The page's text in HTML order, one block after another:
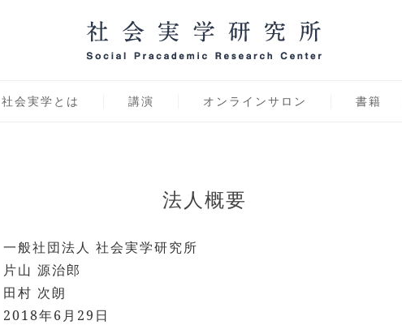
社会実学とは 講演 オンラインサロン 書籍
法人概要
一般社団法人 社会実学研究所
片山 源治郎
田村 次朗
2018年6月29日